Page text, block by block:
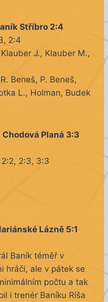
Stříbro 2:4
2:4
J., Klauber M.,
Beneš, P. Beneš,
L., Holman, Budek
Planá 3:3
2:2, 2:3, 3:3
Lázně 5:1
Baník téměř v
hráči, ale v pátek se
počtu a tak
i trenér Baníku Ríša